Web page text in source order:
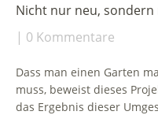
Nicht nur neu,
0 Kommentare
Dass man einen Garten
muss, beweist dieses
das Ergebnis dieser